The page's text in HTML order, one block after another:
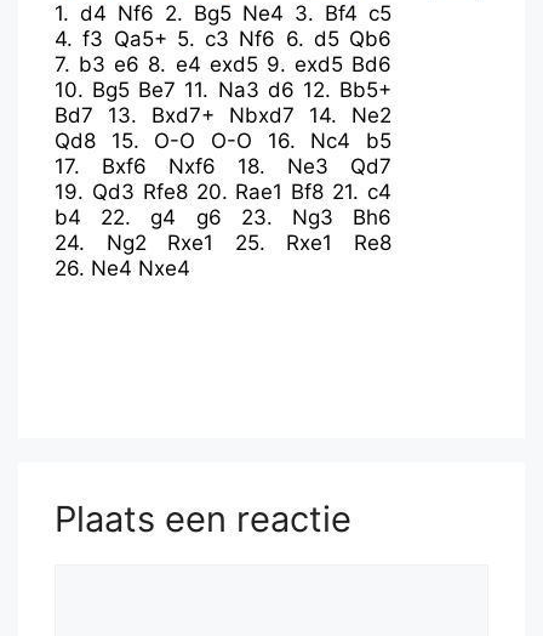
1. d4 Nf6 2. Bg5 Ne4 3. Bf4 c5
4.f3 Qa5+ 5. c3 Nf6 6. d5 Qb6
7. b3 e6 8. e4 exd5 9. exd5 Bd6
10. Bg5 Be7 11. Na3 d6 12. Bb5+
Bd7
13. Bxd7+ Nbxd7 14. Ne2
Qd8
15. O-O O-O 16. Nc4
b5
17. Bxf6 Nxf6 18. Ne3
Qd7
19. Qd3 Rfe8 20. Rae1 Bf8 21.c4
b4
22.g4 g6 23. Ng3
Bh6
24. Ng2 Rxe1 25. Rxe1
Re8
26. Ne4 Nxe4
Plaats een reactie